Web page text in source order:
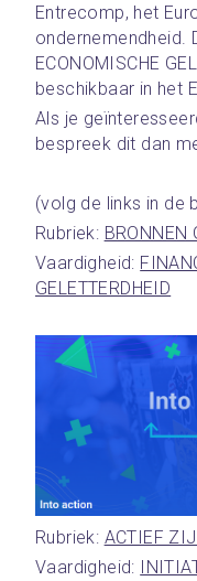
Entrecomp, het
ondernemendheid.
ECONOMISCHE
beschikbaar in het
Als je
bespreek dit dan
(volg de links in de
Rubriek: BRONNEN
Vaardigheid:
GELETTERDHEID
Rubriek: ACTIEF
Vaardigheid: